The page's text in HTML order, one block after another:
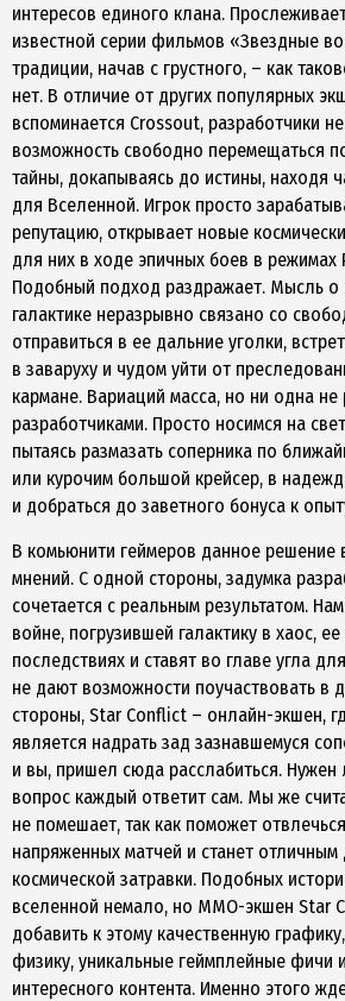
интересов единого клана.
известной серии фильмов «Звездные
традиции, начав с грустного, – как
нет. В отличие от других популярных
вспоминается Crossout, разработчики
возможность свободно перемещаться
тайны, докапываясь до истины, находя
для Вселенной. Игрок просто
репутацию, открывает новые
для них в ходе эпичных боев в режимах
Подобный подход раздражает. Мысль о
галактике неразрывно связано со
отправиться в ее дальние уголки,
в заваруху и чудом уйти от
кармане. Вариаций масса, но ни одна не
разработчиками. Просто носимся на
пытаясь размазать соперника по
или курочим большой крейсер, в
и добраться до заветного бонуса к
В комьюнити геймеров данное решение
мнений. С одной стороны, задумка
сочетается с реальным результатом.
войне, погрузившей галактику в хаос,
последствиях и ставят во главе угла
не дают возможности поучаствовать в
стороны, Star Conflict – онлайн-экшен,
является надрать зад зазнавшемуся
и вы, пришел сюда расслабиться. Нужен
вопрос каждый ответит сам. Мы же
не помешает, так как поможет
напряженных матчей и станет
космической затравки. Подобных
вселенной немало, но MMO-экшен Star
добавить к этому качественную
физику, уникальные геймплейные фичи
интересного контента. Именно этого